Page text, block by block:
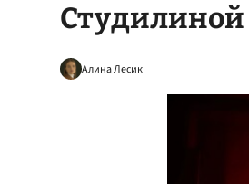
Студилиной
Алина Лесик